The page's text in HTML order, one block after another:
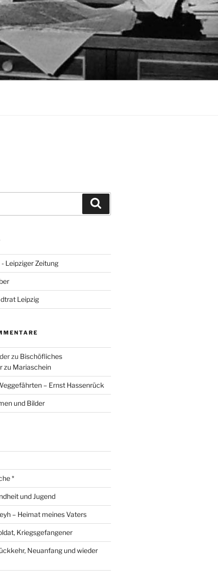
Leipziger Zeitung
Leipzig
zu Bischöfliches
zu Mariaschein
– Ernst Hassenrück
und Bilder
*
und Jugend
– Heimat meines Vaters
Kriegsgefangener
Neuanfang und wieder